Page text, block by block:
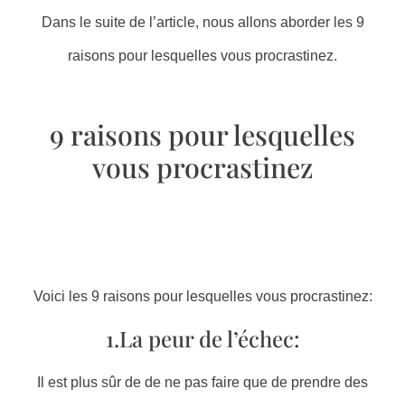
Dans le suite de l’article, nous allons aborder les 9
raisons pour lesquelles vous procrastinez.
9 raisons pour lesquelles
vous procrastinez
Voici les 9 raisons pour lesquelles vous procrastinez:
1.La peur de l’échec:
Il est plus sûr de de ne pas faire que de prendre des